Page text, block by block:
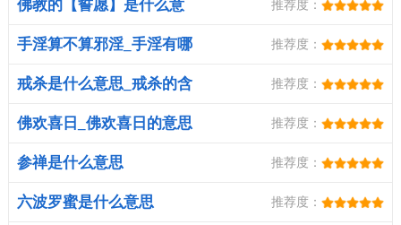
佛教的【誓愿】是什么意
思？
推荐度：
手淫算不算邪淫_手淫有哪
些危害
推荐度：
戒杀是什么意思_戒杀的含
义
推荐度：
佛欢喜日_佛欢喜日的意思 推荐度：
参禅是什么意思 推荐度：
六波罗蜜是什么意思 推荐度：